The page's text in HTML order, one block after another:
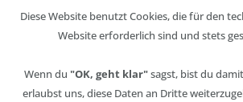
Diese Website benutzt Cookies, die für den
Website erforderlich sind und stets
Wenn du "OK, geht klar"sagst, bist du
erlaubst uns, diese Daten an Dritte